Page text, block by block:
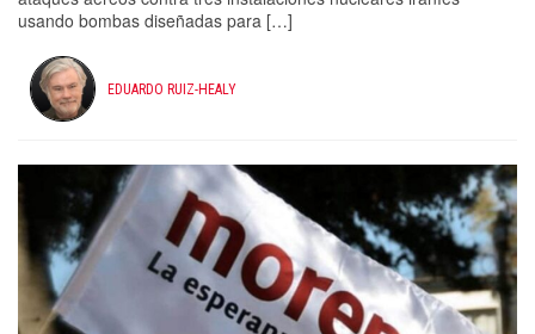
usando bombas diseñadas para […]
EDUARDO RUIZ-HEALY